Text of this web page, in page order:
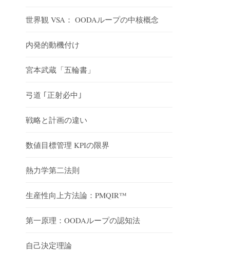
世界観 VSA： OODAループの中核概念
内発的動機付け
宮本武蔵「五輪書」
弓道 ｢正射必中｣
戦略と計画の違い
数値目標管理 KPIの限界
熱力学第二法則
生産性向上方法論：PMQIR™
第一原理：OODAループの認知法
自己決定理論